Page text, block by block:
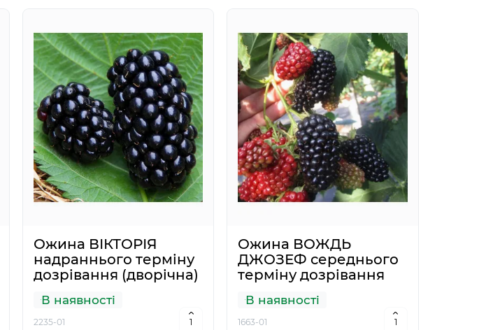
121.44грн. Купити 85.13грн. Купити
Ожина ВІКТОРІЯ
надраннього терміну
дозрівання (дворічна)
В наявності
2235-01
Ожина ВОЖДЬ
ДЖОЗЕФ середнього
терміну дозрівання
В наявності
1663-01